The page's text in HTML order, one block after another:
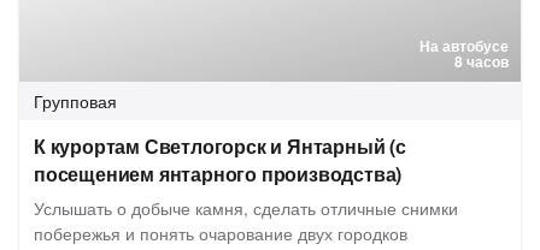
На автобусе
8 часов
Групповая
К курортам Светлогорск и Янтарный (с
посещением янтарного производства)
Услышать о добыче камня, сделать отличные снимки
побережья и понять очарование двух городков